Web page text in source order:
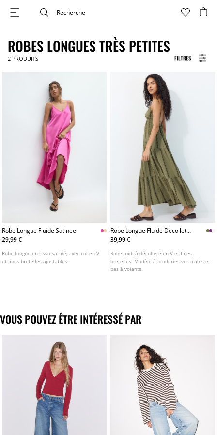
FILTRES
ROBES LONGUES TRÈS PETITES
2 PRODUITS
Robe Longue Fluide Satinee
29,99 €
Robe longue en tissu satiné, avec col en V
et fines bretelles ajustables.
Robe Longue Fluide Decollete
Dos
39,99 €
Robe midi à décolleté en V et fines
bretelles. Modèle à broderies verticales et
bas à volants.
VOUS POUVEZ ÊTRE INTÉRESSÉ PAR